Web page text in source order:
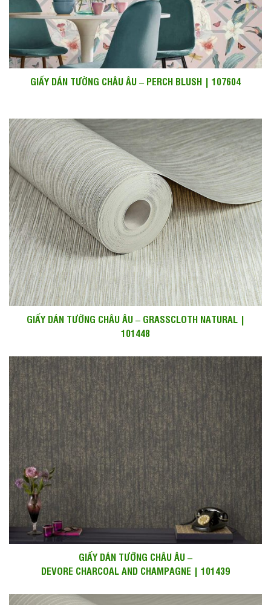
GIẤY DÁN TƯỜNG CHÂU ÂU – PERCH BLUSH | 107604
GIẤY DÁN TƯỜNG CHÂU ÂU – GRASSCLOTH NATURAL |
101448
GIẤY DÁN TƯỜNG CHÂU ÂU –
DEVORE CHARCOAL AND CHAMPAGNE | 101439